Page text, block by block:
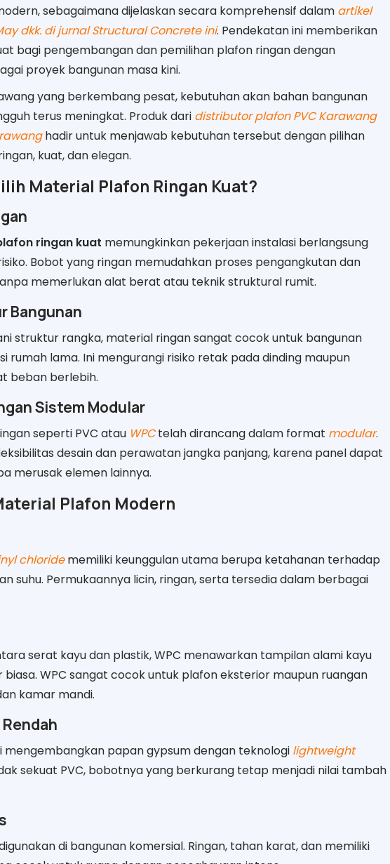
sebagaimana dijelaskan secara komprehensif dalam artikel
dkk. di jurnal Structural Concrete ini. Pendekatan ini memberikan
bagi pengembangan dan pemilihan plafon ringan dengan
proyek bangunan masa kini.
yang berkembang pesat, kebutuhan akan bahan bangunan
terus meningkat. Produk dari distributor plafon PVC Karawang
hadir untuk menjawab kebutuhan tersebut dengan pilihan
kuat, dan elegan.
Material Plafon Ringan Kuat?
ringan kuat memungkinkan pekerjaan instalasi berlangsung
Bobot yang ringan memudahkan proses pengangkutan dan
memerlukan alat berat atau teknik struktural rumit.
Bangunan
struktur rangka, material ringan sangat cocok untuk bangunan
rumah lama. Ini mengurangi risiko retak pada dinding maupun
beban berlebih.
Sistem Modular
seperti PVC atau WPCtelah dirancang dalam format modular.
desain dan perawatan jangka panjang, karena panel dapat
merusak elemen lainnya.
Plafon Modern
chloridememiliki keunggulan utama berupa ketahanan terhadap
suhu. Permukaannya licin, ringan, serta tersedia dalam berbagai
serat kayu dan plastik, WPC menawarkan tampilan alami kayu
WPC sangat cocok untuk plafon eksterior maupun ruangan
kamar mandi.
mengembangkan papan gypsum dengan teknologi lightweight
sekuat PVC, bobotnya yang berkurang tetap menjadi nilai tambah
di bangunan komersial. Ringan, tahan karat, dan memiliki